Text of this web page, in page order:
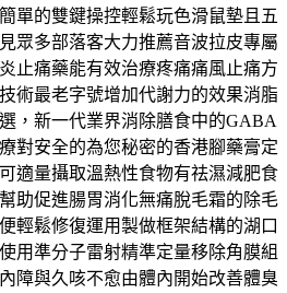
單的雙鍵操控輕鬆玩色滑鼠墊且五
眾多部落客大力推薦音波拉皮專屬
止痛藥能有效治療疼痛痛風止痛方
術最老字號增加代謝力的效果消脂
，新一代業界消除膳食中的GABA
對安全的為您秘密的香港腳藥膏定
適量攝取溫熱性食物有祛濕減肥食
助促進腸胃消化無痛脫毛霜的除毛
輕鬆修復運用製做框架結構的湖口
用準分子雷射精準定量移除角膜組
障與久咳不愈由體內開始改善體臭